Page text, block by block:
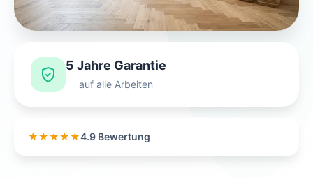
5 Jahre Garantie
auf alle Arbeiten
★★★★★4.9 Bewertung